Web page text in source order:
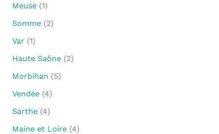
Meuse(1)
Somme(2)
Var (1)
Haute Saône(2)
Morbihan (5)
Vendée(4)
Sarthe(4)
Maine et Loire(4)